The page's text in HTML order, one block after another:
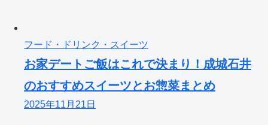
フード・ドリンク・スイーツ
お家デートご飯はこれで決まり！成城石井
のおすすめスイーツとお惣菜まとめ
2025年11月21日